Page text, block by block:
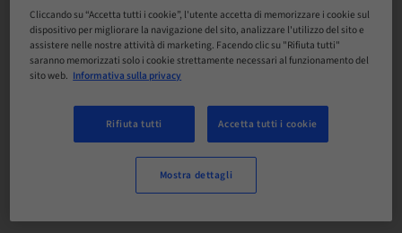
Informazioni sul relatore
Otayba Y. Mahmoud
Cliccando su “Accetta tutti i cookie”, l'utente accetta di memorizzare i cookie sul
dispositivo per migliorare la navigazione del sito, analizzare l'utilizzo del sito e
assistere nelle nostre attività di marketing. Facendo clic su "Rifiuta tutti"
saranno memorizzati solo i cookie strettamente necessari al funzionamento del
sito web. Informativa sulla privacy
Rifiuta tutti Accetta tutti i cookie
Mostra dettagli